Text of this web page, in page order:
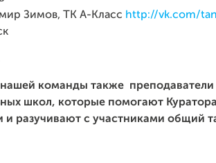
Зимов, ТК А-Класс http://vk.com/
нашей команды также преподаватели
школ, которые помогают
и разучивают с участниками общий